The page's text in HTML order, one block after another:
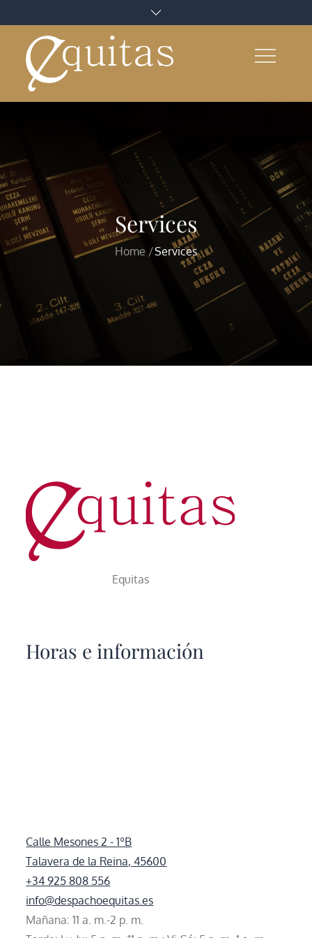
to
content
Services
Home Services
Equitas
Horas e información
Calle Mesones 2 - 1ºB
Talavera de la Reina, 45600
+34 925 808 556
info@despachoequitas.es
Mañana: 11 a. m.-2 p. m.